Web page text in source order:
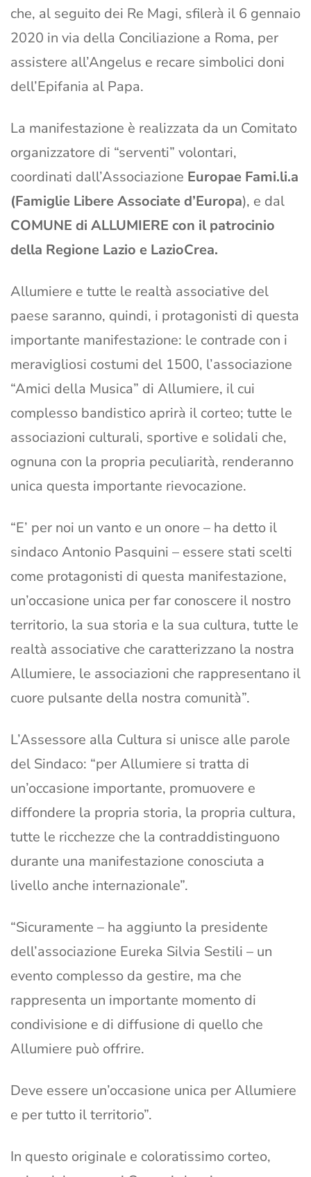
che, al seguito dei Re Magi, sfilerà il 6 gennaio
2020 in via della Conciliazione a Roma, per
assistere all’Angelus e recare simbolici doni
dell’Epifania al Papa.
La manifestazione è realizzata da un Comitato
organizzatore di “serventi” volontari,
coordinati dall’Associazione Europae Fami.li.a
(Famiglie Libere Associate d’Europa), e dal
COMUNE di ALLUMIERE con il patrocinio
della Regione Lazio e LazioCrea.
Allumiere e tutte le realtà associative del
paese saranno, quindi, i protagonisti di questa
importante manifestazione: le contrade con i
meravigliosi costumi del 1500, l’associazione
“Amici della Musica” di Allumiere, il cui
complesso bandistico aprirà il corteo; tutte le
associazioni culturali, sportive e solidali che,
ognuna con la propria peculiarità, renderanno
unica questa importante rievocazione.
“E’ per noi un vanto e un onore – ha detto il
sindaco Antonio Pasquini – essere stati scelti
come protagonisti di questa manifestazione,
un’occasione unica per far conoscere il nostro
territorio, la sua storia e la sua cultura, tutte le
realtà associative che caratterizzano la nostra
Allumiere, le associazioni che rappresentano il
cuore pulsante della nostra comunità”.
L’Assessore alla Cultura si unisce alle parole
del Sindaco: “per Allumiere si tratta di
un’occasione importante, promuovere e
diffondere la propria storia, la propria cultura,
tutte le ricchezze che la contraddistinguono
durante una manifestazione conosciuta a
livello anche internazionale”.
“Sicuramente – ha aggiunto la presidente
dell’associazione Eureka Silvia Sestili – un
evento complesso da gestire, ma che
rappresenta un importante momento di
condivisione e di diffusione di quello che
Allumiere può offrire.
Deve essere un’occasione unica per Allumiere
e per tutto il territorio”.
In questo originale e coloratissimo corteo,